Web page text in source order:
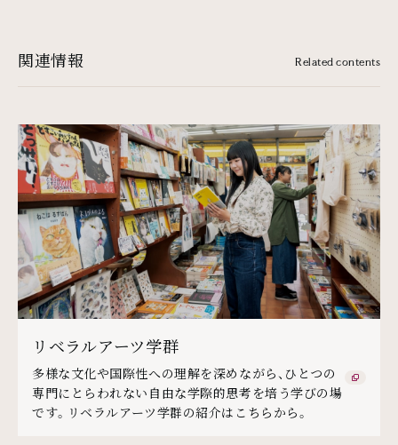
関連情報 Related contents
リベラルアーツ学群
多様な文化や国際性への理解を深めながら、ひとつの
専門にとらわれない自由な学際的思考を培う学びの場
です。リベラルアーツ学群の紹介はこちらから。